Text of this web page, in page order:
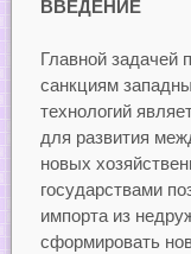
ВВЕДЕНИЕ
Главной задачей
санкциям
технологий
для развития
новых
государствами
импорта из
сформировать